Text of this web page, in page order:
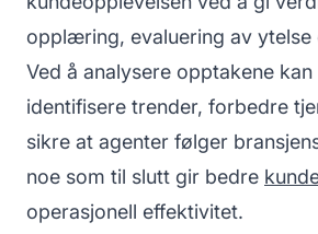
opplæring, evaluering av ytelse
Ved å analysere opptakene
identifisere trender, forbedre
sikre at agenter følger
noe som til slutt gir bedre
operasjonell effektivitet.